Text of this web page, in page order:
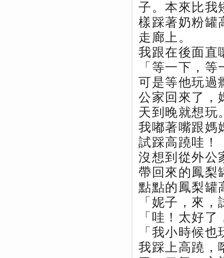
子。本來比我
樣踩著奶粉罐
走廊上。
我跟在後面直
「等一下，
可是等他玩過
公家回來了，
天到晚就想玩
我嘟著嘴跟媽
試踩高蹺哇！
沒想到從外公
帶回來的鳳梨
點點的鳳梨罐
「妮子，來
「哇！太好
「我小時候
我踩上高蹺，